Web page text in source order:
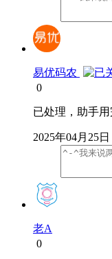
易优码农
0
已处理，助手
2025年04月25日
老A
0